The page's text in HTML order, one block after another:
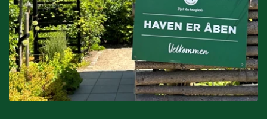
Skal du fx på weekendtur til Silkeborg og er glad for drivhus,
kan du med fordel både vinge af i periode, region og
interesse.